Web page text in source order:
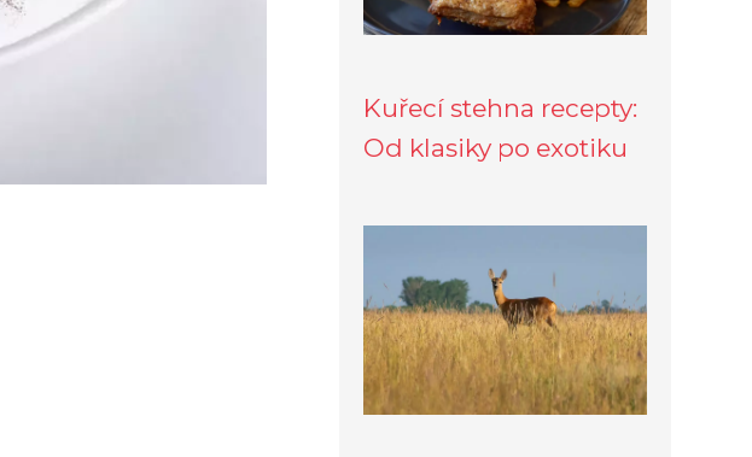
Kuřecí stehna recepty:
Od klasiky po exotiku